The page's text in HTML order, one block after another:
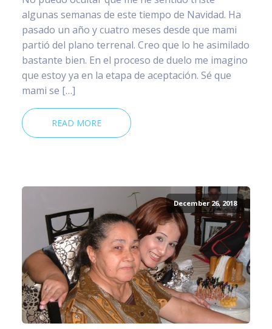
algunas semanas de este tiempo de Navidad. Ha
pasado un año y cuatro meses desde que mami
partió del plano terrenal. Creo que lo he asimilado
bastante bien. En el proceso de duelo me imagino
que estoy ya en la etapa de aceptación. Sé que
mami se […]
READ MORE
December 26, 2018